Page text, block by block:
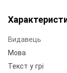
Видавець
Мова
Текст у грі